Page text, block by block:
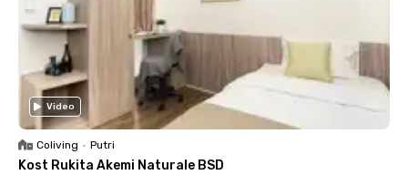
Video
Coliving • Putri
Kost Rukita Akemi Naturale BSD